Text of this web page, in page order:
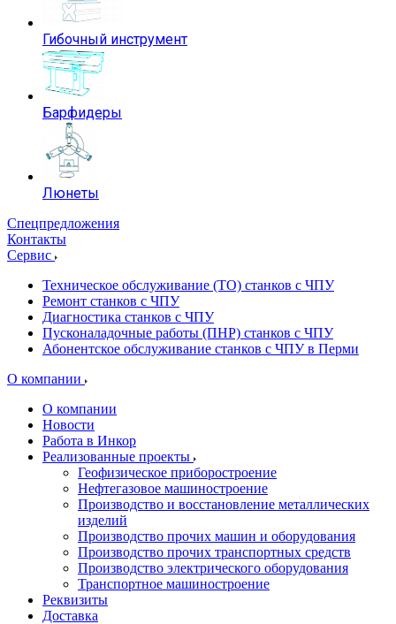
Гибочный инструмент
Барфидеры
Люнеты
Спецпредложения
Контакты
Сервис
Техническое обслуживание (ТО) станков с ЧПУ
Ремонт станков с ЧПУ
Диагностика станков с ЧПУ
Пусконаладочные работы (ПНР) станков с ЧПУ
Абонентское обслуживание станков с ЧПУ в Перми
О компании
О компании
Новости
Работа в Инкор
Реализованные проекты
Геофизическое приборостроение
Нефтегазовое машиностроение
Производство и восстановление металлических
изделий
Производство прочих машин и оборудования
Производство прочих транспортных средств
Производство электрического оборудования
Транспортное машиностроение
Реквизиты
Доставка